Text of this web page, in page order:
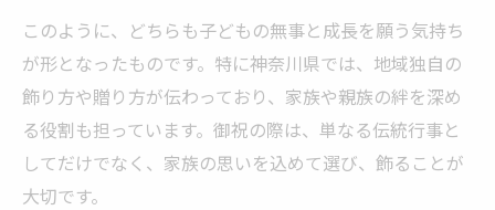
このように、どちらも子どもの無事と成長を願う気持ち
が形となったものです。特に神奈川県では、地域独自の
飾り方や贈り方が伝わっており、家族や親族の絆を深め
る役割も担っています。御祝の際は、単なる伝統行事と
してだけでなく、家族の思いを込めて選び、飾ることが
大切です。